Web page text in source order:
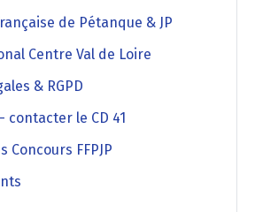
de Pétanque & JP
Centre Val de Loire
& RGPD
contacter le CD 41
Concours FFPJP